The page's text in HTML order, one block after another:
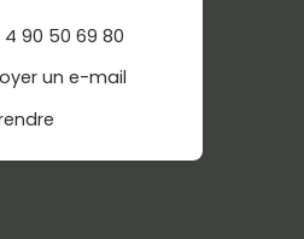
4 90 50 69 80
un e-mail